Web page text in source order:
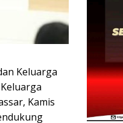
Keluarga
Kamis